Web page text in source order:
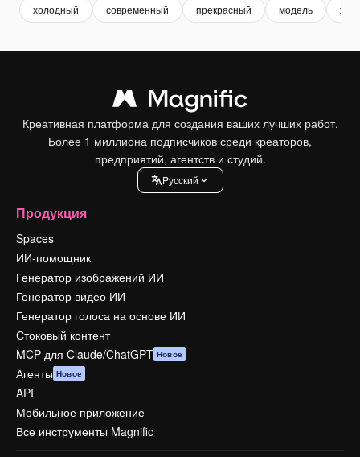
холодный современный прекрасный модель
Креативная платформа для создания ваших лучших работ.
Более 1 миллиона подписчиков среди креаторов,
предприятий, агентств и студий.
Pусский
Продукция
Spaces
ИИ-помощник
Генератор изображений ИИ
Генератор видео ИИ
Генератор голоса на основе ИИ
Стоковый контент
MCP для Claude/ChatGPT Новое
Агенты Новое
API
Мобильное приложение
Все инструменты Magnific